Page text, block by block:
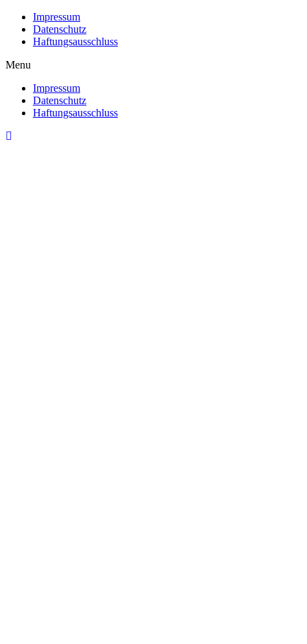
Impressum
Datenschutz
Haftungsausschluss
Menu
Impressum
Datenschutz
Haftungsausschluss